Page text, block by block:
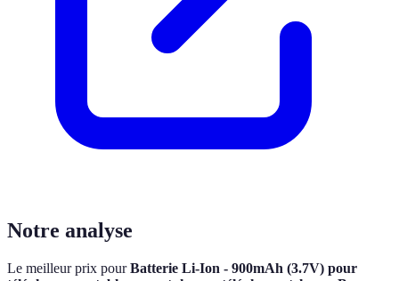
Notre analyse
Le meilleur prix pourBatterie Li-Ion - 900mAh (3.7V) pour